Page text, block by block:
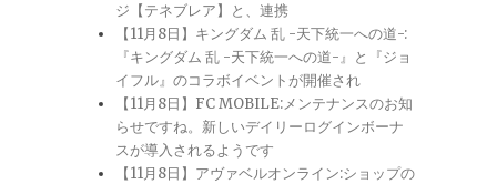
ジ【テネブレア】と、連携
【11月8日】キングダム 乱 -天下統一への道-:
『キングダム 乱 -天下統一への道-』と『ジョ
イフル』のコラボイベントが開催され
【11月8日】FC MOBILE:メンテナンスのお知
らせですね。新しいデイリーログインボーナ
スが導入されるようです
【11月8日】アヴァベルオンライン:ショップの